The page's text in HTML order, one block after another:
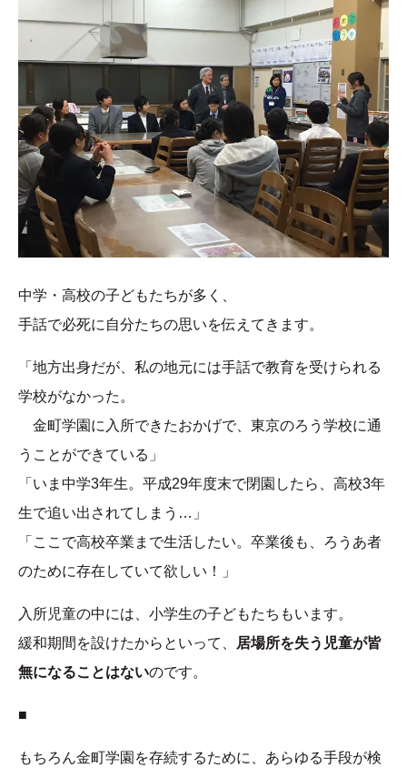
中学・高校の子どもたちが多く、
手話で必死に自分たちの思いを伝えてきます。
「地方出身だが、私の地元には手話で教育を受けられる
学校がなかった。
金町学園に入所できたおかげで、東京のろう学校に通
うことができている」
「いま中学3年生。平成29年度末で閉園したら、高校3年
生で追い出されてしまう…」
「ここで高校卒業まで生活したい。卒業後も、ろうあ者
のために存在していて欲しい！」
入所児童の中には、小学生の子どもたちもいます。
緩和期間を設けたからといって、
居場所を失う児童が皆
無になることはないのです。
■
もちろん金町学園を存続するために、あらゆる手段が検